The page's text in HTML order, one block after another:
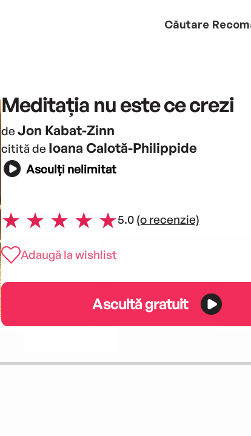
Căutare
Meditația nu este ce crezi
de Jon Kabat-Zinn
citită de Ioana Calotă-Philippide
Asculți nelimitat
5.0 (o recenzie)
Adaugă la wishlist
Ascultă gratuit